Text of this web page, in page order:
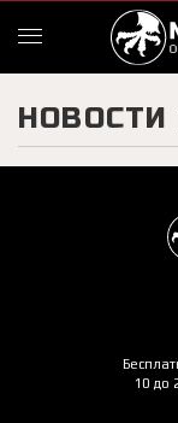
НОВОСТИ
10 до